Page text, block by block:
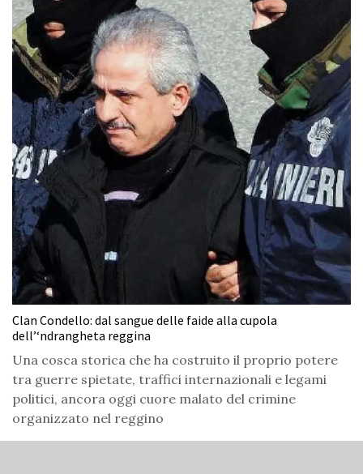
Clan Condello: dal sangue delle faide alla cupola
dell’‘ndrangheta reggina
Una cosca storica che ha costruito il proprio potere
tra guerre spietate, traffici internazionali e legami
politici, ancora oggi cuore malato del crimine
organizzato nel reggino